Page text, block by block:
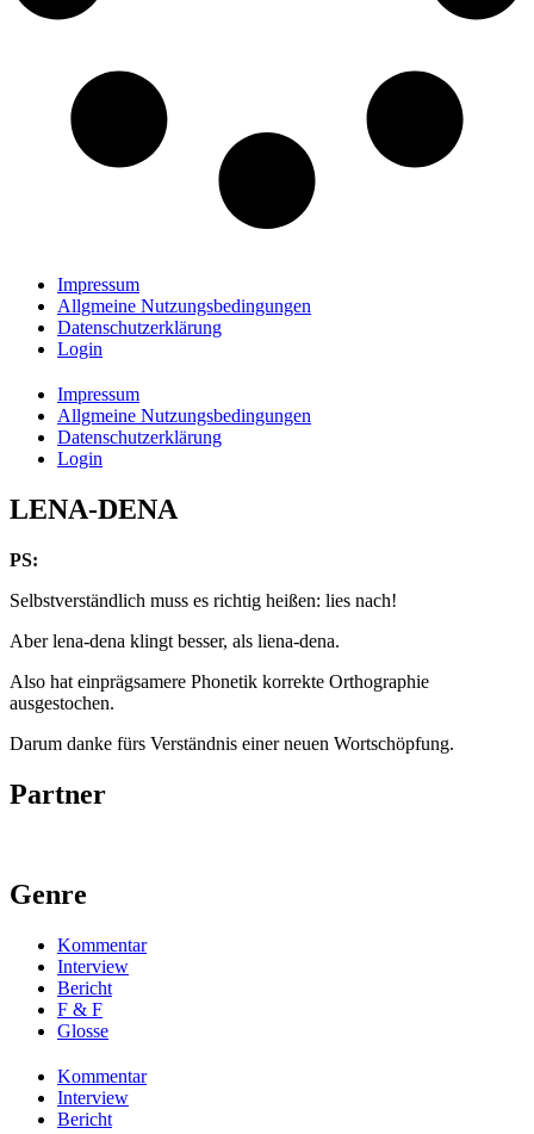
Impressum
Allgmeine Nutzungsbedingungen
Datenschutzerklärung
Login
Impressum
Allgmeine Nutzungsbedingungen
Datenschutzerklärung
Login
LENA-DENA
PS:
Selbstverständlich muss es richtig heißen: lies nach!
Aber lena-dena klingt besser, als liena-dena.
Also hat einprägsamere Phonetik korrekte Orthographie
ausgestochen.
Darum danke fürs Verständnis einer neuen Wortschöpfung.
Partner
Genre
Kommentar
Interview
Bericht
F & F
Glosse
Kommentar
Interview
Bericht